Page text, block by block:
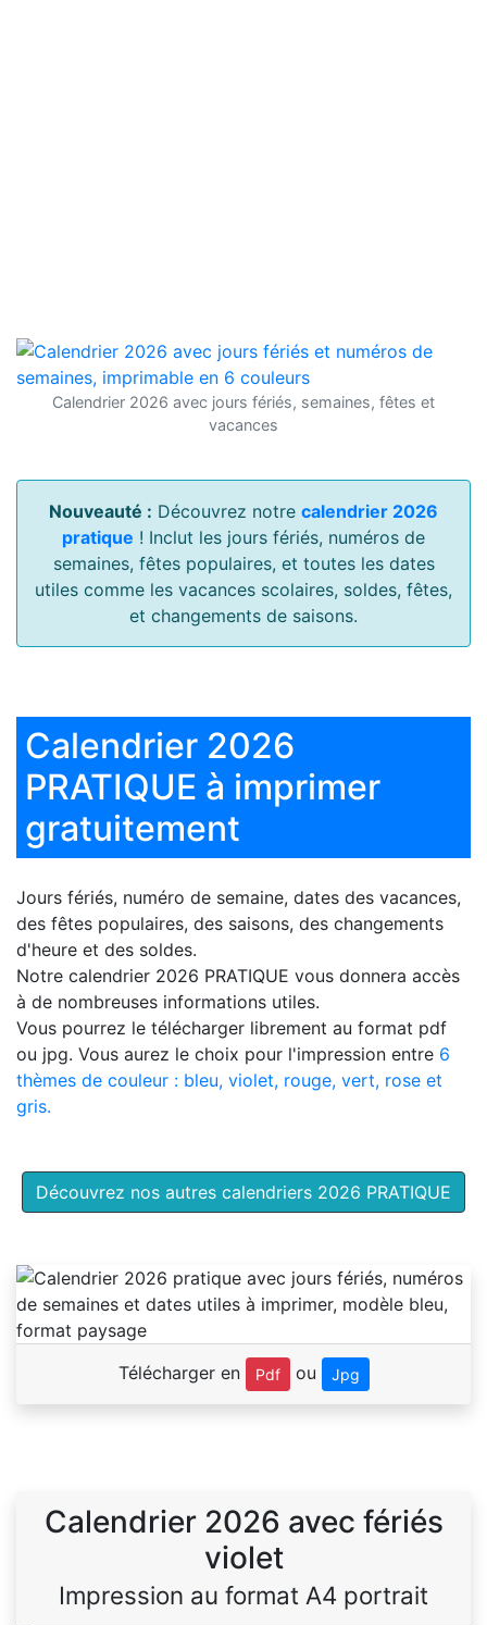
Calendrier 2026 avec jours fériés, semaines, fêtes et
vacances
Nouveauté : Découvrez notre calendrier 2026
pratique ! Inclut les jours fériés, numéros de
semaines, fêtes populaires, et toutes les dates
utiles comme les vacances scolaires, soldes, fêtes,
et changements de saisons.
Calendrier 2026
PRATIQUE à imprimer
gratuitement
Jours fériés, numéro de semaine, dates des vacances,
des fêtes populaires, des saisons, des changements
d'heure et des soldes.
Notre calendrier 2026 PRATIQUE vous donnera accès
à de nombreuses informations utiles.
Vous pourrez le télécharger librement au format pdf
ou jpg. Vous aurez le choix pour l'impression entre 6
thèmes de couleur : bleu, violet, rouge, vert, rose et
gris.
Découvrez nos autres calendriers 2026 PRATIQUE
Télécharger en Pdf ou Jpg
Calendrier 2026 avec fériés
violet
Impression au format A4 portrait